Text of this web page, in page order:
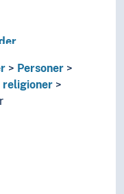
Personer
religioner